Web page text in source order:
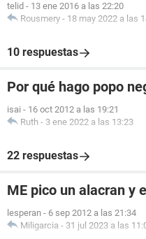
telid - 13 ene 2016 a las 22:20
Rousmery - 18 may 2022 a las
10 respuestas
Por qué hago popo
isai - 16 oct 2012 a las 19:21
Ruth - 3 ene 2022 a las 13:23
22 respuestas
ME pico un alacran y
lesperan - 6 sep 2012 a las 21:34
Miligarcia - 31 jul 2023 a las